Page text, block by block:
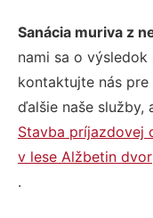
Sanácia muriva z
nami sa o
kontaktujte nás
ďalšie naše služby,
Stavba príjazdovej
v lese Alžbetin dvor
.